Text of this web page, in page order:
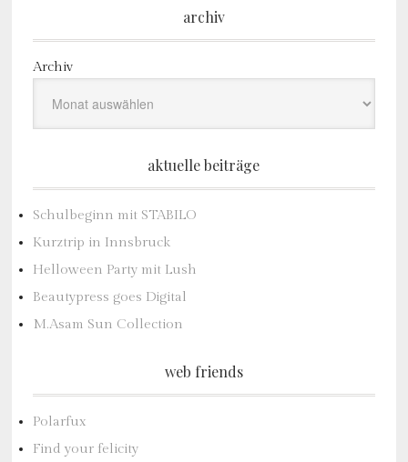
archiv
Archiv
aktuelle beiträge
Schulbeginn mit STABILO
Kurztrip in Innsbruck
Helloween Party mit Lush
Beautypress goes Digital
M.Asam Sun Collection
web friends
Polarfux
Find your felicity